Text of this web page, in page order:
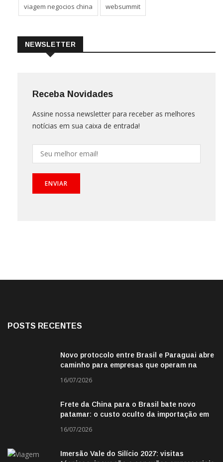
viagem negocios china websummit
NEWSLETTER
Receba Novidades
Assine nossa newsletter para receber as melhores
notícias em sua caixa de entrada!
POSTS RECENTES
Novo protocolo entre Brasil e Paraguai abre
caminho para empresas que operam na
16/07/2026
Frete da China para o Brasil bate novo
patamar: o custo oculto da importação em
16/07/2026
Imersão Vale do Silício 2027: visitas